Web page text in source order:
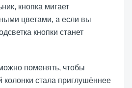
кнопка мигает
цветами, а если вы
кнопки станет
поменять, чтобы
колонки стала приглушённее